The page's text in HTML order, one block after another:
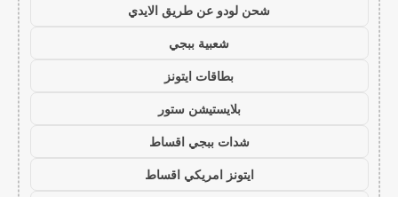
شحن لودو عن طريق الايدي
شعبية ببجي
بطاقات ايتونز
بلايستيشن ستور
شدات ببجي اقساط
ايتونز امريكي اقساط